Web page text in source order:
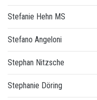
Stefanie Hehn MS
Stefano Angeloni
Stephan Nitzsche
Stephanie Döring